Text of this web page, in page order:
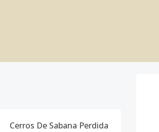
Cerros De Sabana Perdida